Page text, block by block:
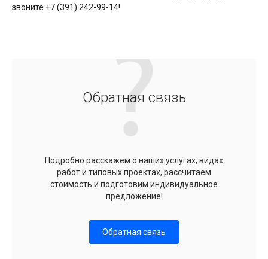
звоните +7 (391) 242-99-14!
Обратная связь
Подробно расскажем о наших услугах, видах
работ и типовых проектах, рассчитаем
стоимость и подготовим индивидуальное
предложение!
Обратная связь